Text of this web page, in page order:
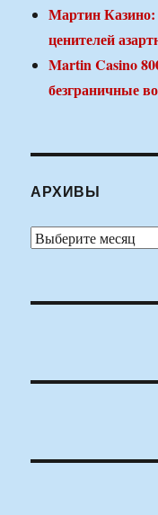
Мартин
ценителей
Martin Casino
безграничные
АРХИВЫ
Архивы